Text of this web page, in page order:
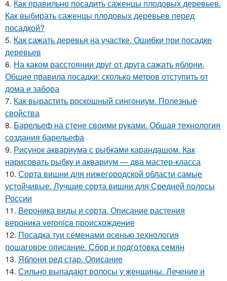
4. Как правильно посадить саженцы плодовых деревьев.
Как выбирать саженцы плодовых деревьев перед
посадкой?
5. Как сажать деревья на участке. Ошибки при посадке
деревьев
6. На каком расстоянии друг от друга сажать яблони.
Общие правила посадки: сколько метров отступить от
дома и забора
7. Как вырастить роскошный сингониум. Полезные
свойства
8. Барельеф на стене своими руками. Общая технология
создания барельефа
9. Рисунок аквариума с рыбками карандашом. Как
нарисовать рыбку и аквариум — два мастер-класса
10. Сорта вишни для нижегородской области самые
устойчивые. Лучшие сорта вишни для Средней полосы
России
11. Вероника виды и сорта. Описание растения
вероника veronica происхождение
12. Посадка туи семенами осенью технология
пошаговое описание. Сбор и подготовка семян
13. Яблоня ред стар. Описание
14. Сильно выпадают волосы у женщины. Лечение и